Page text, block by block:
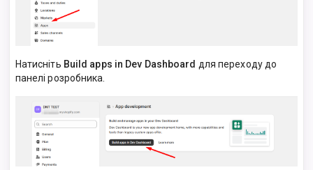
Натисніть Build apps in Dev Dashboard для переходу до
панелі розробника.